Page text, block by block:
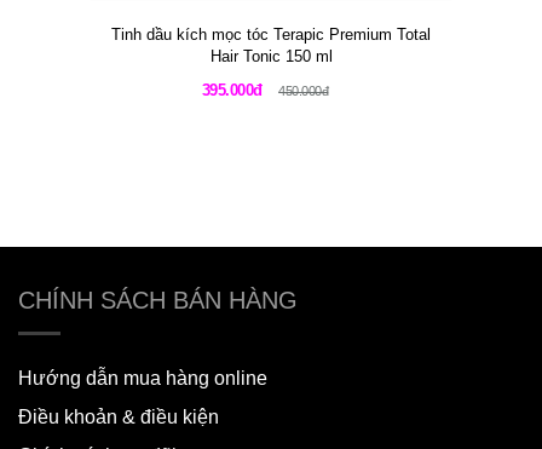
Tinh dầu kích mọc tóc Terapic Premium Total
Hair Tonic 150 ml
395.000đ
450.000đ
CHÍNH SÁCH BÁN HÀNG
Hướng dẫn mua hàng online
Điều khoản & điều kiện